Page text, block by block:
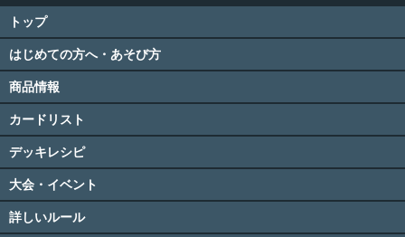
トップ
はじめての方へ・あそび方
商品情報
カードリスト
デッキレシピ
大会・イベント
詳しいルール